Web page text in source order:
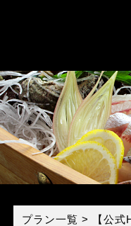
プラン一覧 > 【公式